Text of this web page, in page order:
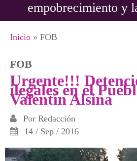
empobrecimiento y
Se encuentra usted
Inicio » FOB
FOB
Urgente!!!
ilegales en el
Valentín Alsina
Por Redacción
14 / Sep / 2016